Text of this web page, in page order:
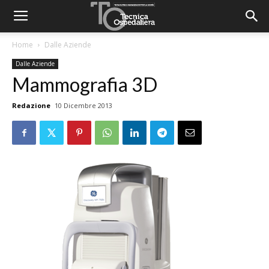
Home Dalle Aziende
Dalle Aziende
Mammografia 3D
Redazione 10 Dicembre 2013